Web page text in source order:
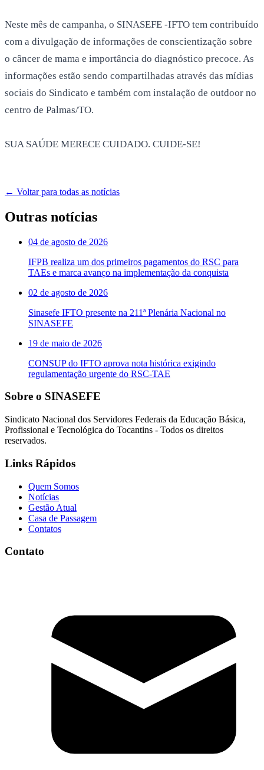
Neste mês de campanha, o SINASEFE -IFTO tem contribuído
com a divulgação de informações de conscientização sobre
o câncer de mama e importância do diagnóstico precoce. As
informações estão sendo compartilhadas através das mídias
sociais do Sindicato e também com instalação de outdoor no
centro de Palmas/TO.
SUA SAÚDE MERECE CUIDADO. CUIDE-SE!
← Voltar para todas as notícias
Outras notícias
04 de agosto de 2026
IFPB realiza um dos primeiros pagamentos do RSC para
TAEs e marca avanço na implementação da conquista
02 de agosto de 2026
Sinasefe IFTO presente na 211ª Plenária Nacional no
SINASEFE
19 de maio de 2026
CONSUP do IFTO aprova nota histórica exigindo
regulamentação urgente do RSC-TAE
Sobre o SINASEFE
Sindicato Nacional dos Servidores Federais da Educação Básica,
Profissional e Tecnológica do Tocantins - Todos os direitos
reservados.
Links Rápidos
Quem Somos
Notícias
Gestão Atual
Casa de Passagem
Contatos
Contato